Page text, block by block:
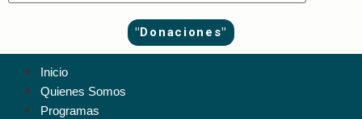
"Donaciones"
Inicio
Quienes Somos
Programas